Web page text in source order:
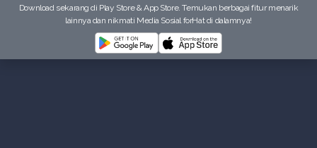
Download sekarang di Play Store & App Store. Temukan berbagai fitur menarik
lainnya dan nikmati Media Sosial forHat di dalamnya!